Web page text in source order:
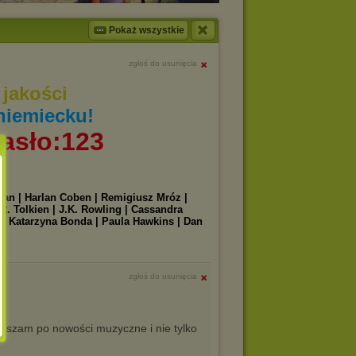
Pokaż wszystkie
zgłoś do usunięcia
jakości
| Harlan Coben | Remigiusz Mróz |
Tolkien | J.K. Rowling | Cassandra
Katarzyna Bonda | Paula Hawkins | Dan
zgłoś do usunięcia
po nowości muzyczne i nie tylko